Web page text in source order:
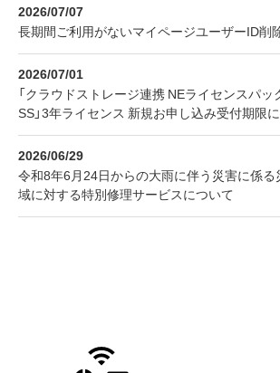
2026/07/07
長期間ご利用がないマイページユーザーID削
2026/07/01
「クラウドストレージ連携 NEライセンスパ
SS」3年ライセンス 新規お申し込み受付期限
2026/06/29
令和8年6月24日からの大雨に伴う災害に係
域に対する特別修理サービスについて